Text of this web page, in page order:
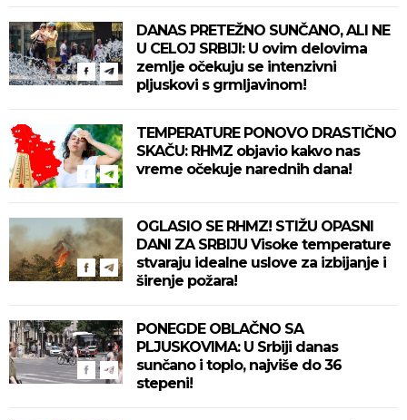
DANAS PRETEŽNO SUNČANO, ALI NE
U CELOJ SRBIJI: U ovim delovima
zemlje očekuju se intenzivni
pljuskovi s grmljavinom!
TEMPERATURE PONOVO DRASTIČNO
SKAČU: RHMZ objavio kakvo nas
vreme očekuje narednih dana!
OGLASIO SE RHMZ! STIŽU OPASNI
DANI ZA SRBIJU Visoke temperature
stvaraju idealne uslove za izbijanje i
širenje požara!
PONEGDE OBLAČNO SA
PLJUSKOVIMA: U Srbiji danas
sunčano i toplo, najviše do 36
stepeni!